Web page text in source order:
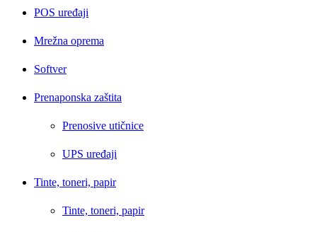
POS uređaji
Mrežna oprema
Softver
Prenaponska zaštita
Prenosive utičnice
UPS uređaji
Tinte, toneri, papir
Tinte, toneri, papir